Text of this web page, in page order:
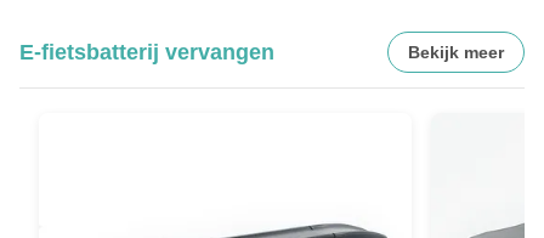
E-fietsbatterij vervangen Bekijk meer